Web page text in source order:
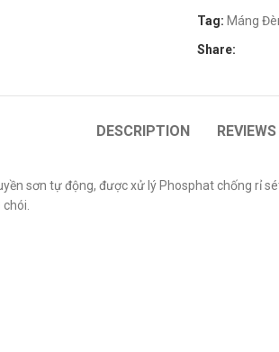
Tag: Máng
Share:
DESCRIPTION
sơn tự động, được xử lý Phosphat chống rỉ